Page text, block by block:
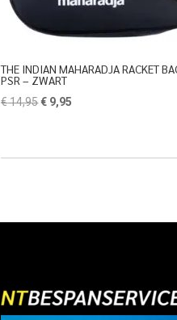
THE INDIAN MAHARADJA RACKET
PSR – ZWART
€14,95Oorspronkelijke
€ 9,95